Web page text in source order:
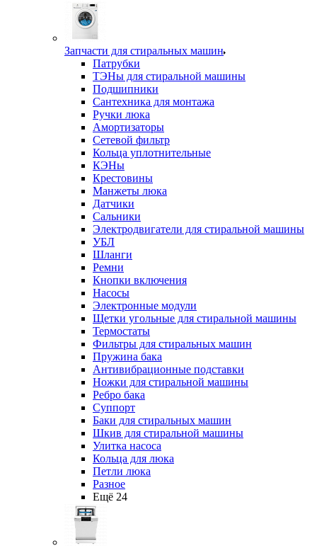
Запчасти для стиральных машин
Патрубки
ТЭНы для стиральной машины
Подшипники
Сантехника для монтажа
Ручки люка
Амортизаторы
Сетевой фильтр
Кольца уплотнительные
КЭНы
Крестовины
Манжеты люка
Датчики
Сальники
Электродвигатели для стиральной машины
УБЛ
Шланги
Ремни
Кнопки включения
Насосы
Электронные модули
Щетки угольные для стиральной машины
Термостаты
Фильтры для стиральных машин
Пружина бака
Антивибрационные подставки
Ножки для стиральной машины
Ребро бака
Суппорт
Баки для стиральных машин
Шкив для стиральной машины
Улитка насоса
Кольца для люка
Петли люка
Разное
Ещё 24